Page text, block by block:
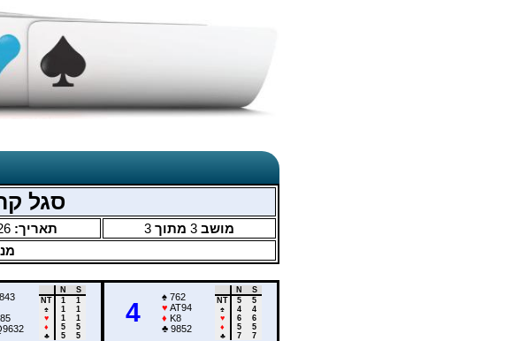
סגל
מושב 3 מתוך 3 תאריך:
N
S
NT
1
1
♠
1
1
♥
1
1
♦
5
5
♣
5 5
4
♠ 762
♥ AT94
♦ K8
♣ 9852
N
S
NT
5
5
♠
4
4
♥
6
6
♦
5
5
♣
7 7